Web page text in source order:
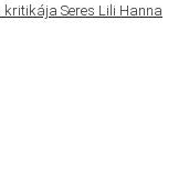
Seres Lili Hanna